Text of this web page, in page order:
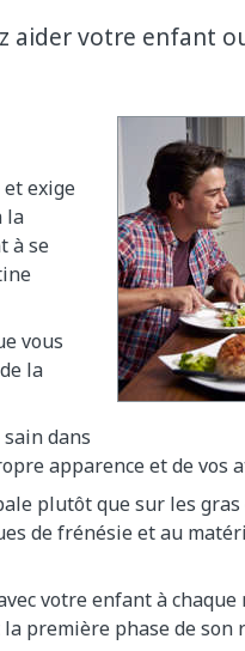
aider votre enfant
exige
la
à se
vous
la
dans
apparence et de vos
plutôt que sur les gras
de frénésie et au
votre enfant à
première phase de son